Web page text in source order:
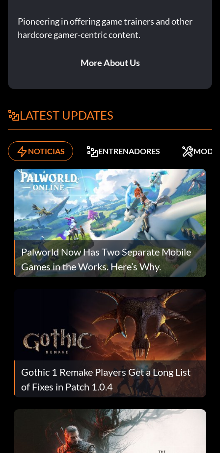
Pioneering in offering game trainers and other
hardcore gamer-centric content.
More About Us
LATEST UPDATES
NOTICIAS ENTRENADORES MODS
Palworld Now Has Two Separate Mobile
Games in the Works. Here’s Why.
Gothic 1 Remake Players Get a Long List
of Fixes in Patch 1.0.4